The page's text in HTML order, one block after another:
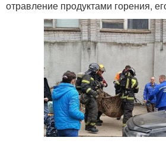
отравление продуктами горения,